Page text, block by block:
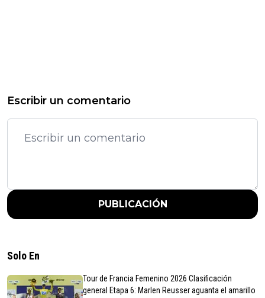
Escribir un comentario
PUBLICACIÓN
Solo En
Tour de Francia Femenino 2026 Clasificación
general Etapa 6: Marlen Reusser aguanta el amarillo